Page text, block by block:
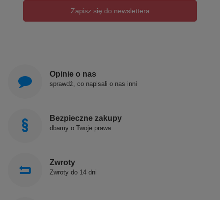
Zapisz się do newslettera
Opinie o nas
sprawdź, co napisali o nas inni
Bezpieczne zakupy
dbamy o Twoje prawa
Zwroty
Zwroty do 14 dni